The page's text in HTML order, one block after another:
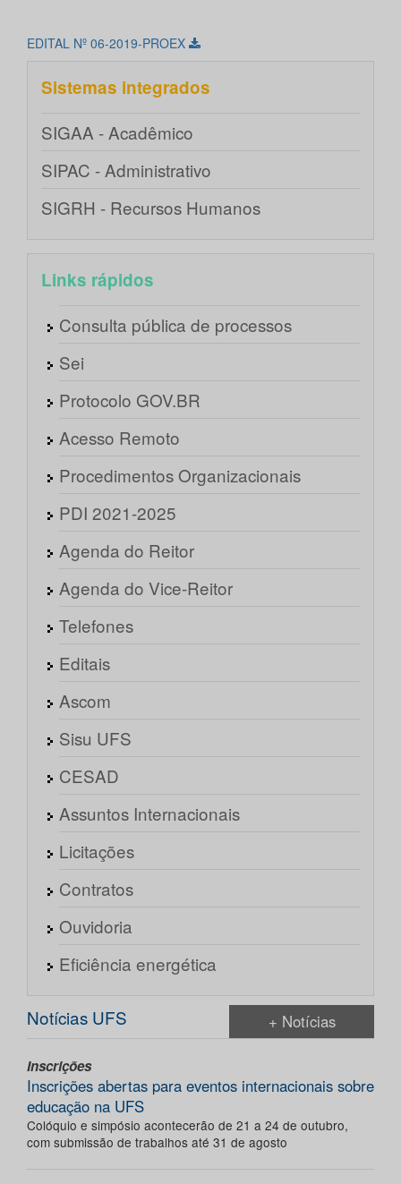
EDITAL Nº 06-2019-PROEX
Sistemas integrados
SIGAA - Acadêmico
SIPAC - Administrativo
SIGRH - Recursos Humanos
Links rápidos
Consulta pública de processos
Sei
Protocolo GOV.BR
Acesso Remoto
Procedimentos Organizacionais
PDI 2021-2025
Agenda do Reitor
Agenda do Vice-Reitor
Telefones
Editais
Ascom
Sisu UFS
CESAD
Assuntos Internacionais
Licitações
Contratos
Ouvidoria
Eficiência energética
Notícias UFS + Notícias
Inscrições
Inscrições abertas para eventos internacionais sobre
educação na UFS
Colóquio e simpósio acontecerão de 21 a 24 de outubro,
com submissão de trabalhos até 31 de agosto